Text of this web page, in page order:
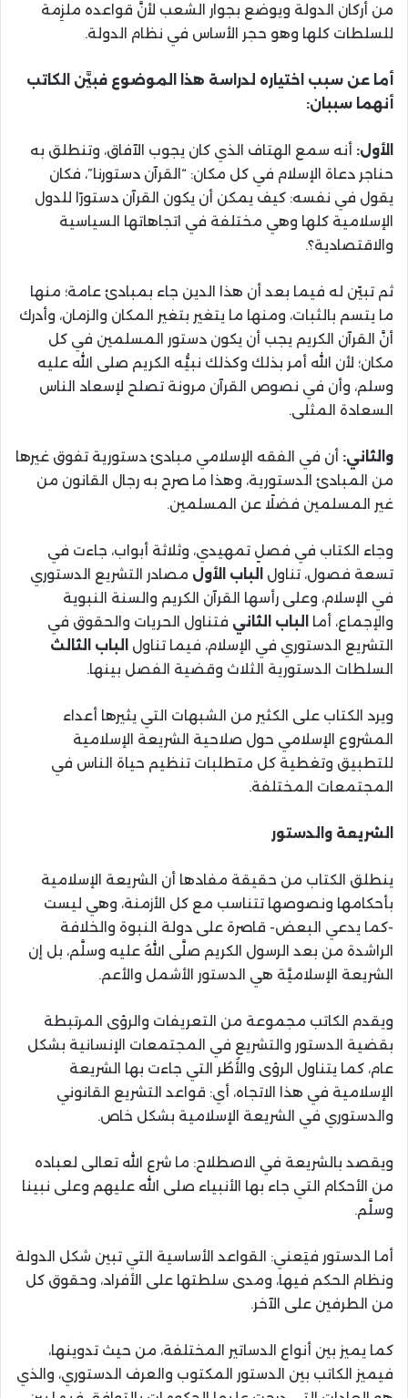
من أركان الدولة ويوضع بجوار الشعب لأنَّ قواعده ملزِمة
للسلطات كلها وهو حجر الأساس في نظام الدولة.
أما عن سبب اختياره لدراسة هذا الموضوع فبيَّن الكاتب
أنهما سببان:
الأول: أنه سمع الهتاف الذي كان يجوب الآفاق، وتنطلق به
حناجر دعاة الإسلام في كل مكان: “القرآن دستورنا”، فكان
يقول في نفسه: كيف يمكن أن يكون القرآن دستورًا للدول
الإسلامية كلها وهي مختلفة في اتجاهاتها السياسية
والاقتصادية؟.
ثم تبيّن له فيما بعد أن هذا الدين جاء بمبادئ عامة؛ منها
ما يتسم بالثبات، ومنها ما يتغير بتغير المكان والزمان، وأدرك
أنَّ القرآن الكريم يجب أن يكون دستور المسلمين في كل
مكان؛ لأن الله أمر بذلك وكذلك نبيُّه الكريم صلى الله عليه
وسلم، وأن في نصوص القرآن مرونة تصلح لإسعاد الناس
السعادة المثلى.
والثاني: أن في الفقه الإسلامي مبادئ دستورية تفوق غيرها
من المبادئ الدستورية، وهذا ما صرح به رجال القانون من
غير المسلمين فضلًا عن المسلمين.
وجاء الكتاب في فصلٍ تمهيدي، وثلاثة أبواب، جاءت في
تسعة فصول، تناول
الباب الأول مصادر التشريع الدستوري
في الإسلام، وعلى رأسها القرآن الكريم والسنة النبوية
والإجماع، أما
الباب الثاني فتناول الحريات والحقوق في
التشريع الدستوري في الإسلام، فيما تناول
الباب الثالث
السلطات الدستورية الثلاث وقضية الفصل بينها.
ويرد الكتاب على الكثير من الشبهات التي يثيرها أعداء
المشروع الإسلامي حول صلاحية الشريعة الإسلامية
للتطبيق وتغطية كل متطلبات تنظيم حياة الناس في
المجتمعات المختلفة.
الشريعة والدستور
ينطلق الكتاب من حقيقة مفادها أن الشريعة الإسلامية
بأحكامها ونصوصها تتناسب مع كل الأزمنة، وهي ليست
-كما يدعي البعض- قاصرة على دولة النبوة والخلافة
الراشدة من بعد الرسول الكريم صلَّى اللهُ عليه وسلَّم، بل إن
الشريعة الإسلاميَّة هي الدستور الأشمل والأعم.
ويقدم الكاتب مجموعة من التعريفات والرؤى المرتبطة
بقضية الدستور والتشريع في المجتمعات الإنسانية بشكل
عام، كما يتناول الرؤى والأُطُر التي جاءت بها الشريعة
الإسلامية في هذا الاتجاه، أي: قواعد التشريع القانوني
والدستوري في الشريعة الإسلامية بشكل خاص.
ويقصد بالشريعة في الاصطلاح: ما شرع الله تعالى لعباده
من الأحكام التي جاء بها الأنبياء صلى الله عليهم وعلى نبينا
وسلَّم.
أما الدستور فيَعني: القواعد الأساسية التي تبين شكل الدولة
ونظام الحكم فيها، ومدى سلطتها على الأفراد، وحقوق كل
من الطرفين على الآخر.
كما يميز بين أنواع الدساتير المختلفة، من حيث تدوينها،
فيميز الكاتب بين الدستور المكتوب والعرف الدستوري، والذي